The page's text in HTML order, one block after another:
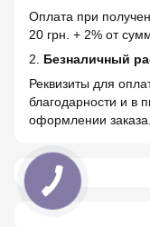
Оплата при
20 грн. + 2% от
2. Безналичный
Реквизиты для
благодарности и в
оформлении заказа.